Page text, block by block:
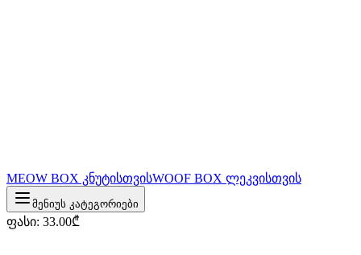
MEOW BOX კნუტისთვისWOOF BOX ლეკვისთვის
მენიუს კატეგორიები
ფასი: 33.00₾